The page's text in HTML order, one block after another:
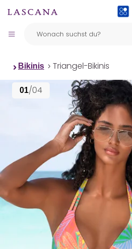
Bikinis Triangel-Bikinis
01/04